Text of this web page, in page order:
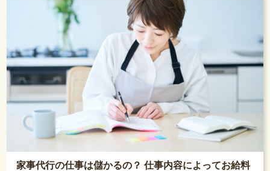
家事代行の仕事は儲かるの？ 仕事内容によってお給料